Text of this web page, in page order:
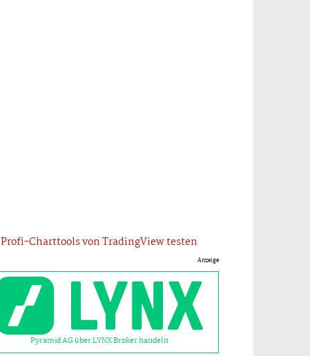
Profi-Charttools von TradingView testen
Anzeige
Pyramid AG über LYNX Broker handeln